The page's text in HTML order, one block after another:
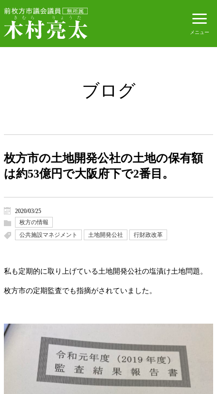
ブログ
枚方市の土地開発公社の土地の保有額
は約53億円で大阪府下で2番目。
2020/03/25
枚方の情報
公共施設マネジメント
土地開発公社 行財政改革
私も定期的に取り上げている土地開発公社の塩漬け土地問題。
枚方市の定期監査でも指摘がされていました。